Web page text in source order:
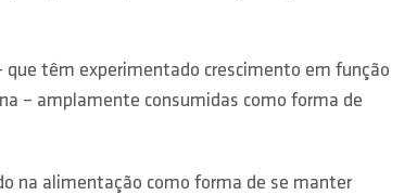
têm experimentado crescimento em função
– amplamente consumidas como forma de
na alimentação como forma de se manter